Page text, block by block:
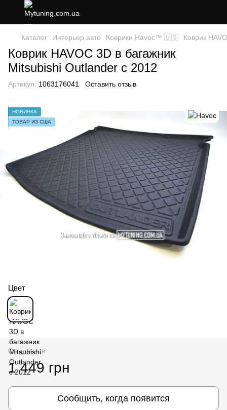
Каталог Интерьер авто Коврики Havoc™ 🇺🇸 Коврик
Коврик HAVOC 3D в багажник
Mitsubishi Outlander c 2012
Артикул: 1063176041 Оставить отзыв
НОВИНКА
ТОВАР ИЗ США
Цвет
Ожидается
1 449 грн
Сообщить, когда появится